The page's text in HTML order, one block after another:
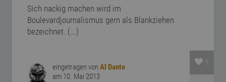
Sich nackig machen wird im
Boulevardjournalismus gern als Blankziehen
bezeichnet. (...)
eingetragen vonAl Dante
am 10. Mai 2013
1